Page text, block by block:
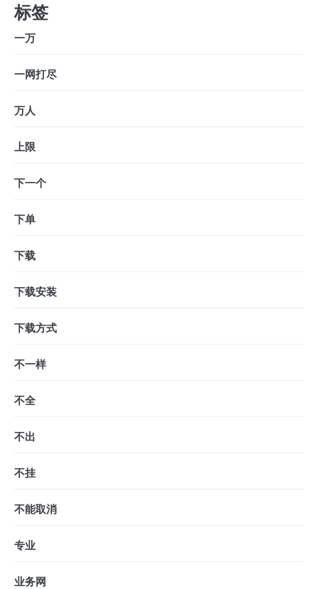
标签
一万
一网打尽
万人
上限
下一个
下单
下载
下载安装
下载方式
不一样
不全
不出
不挂
不能取消
专业
业务网